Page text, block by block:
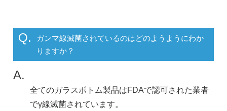
Q.
ガンマ線滅菌されているのはどのようようにわか
りますか？
A.
全てのガラスボトム製品はFDAで認可された業者
でγ線滅菌されています。